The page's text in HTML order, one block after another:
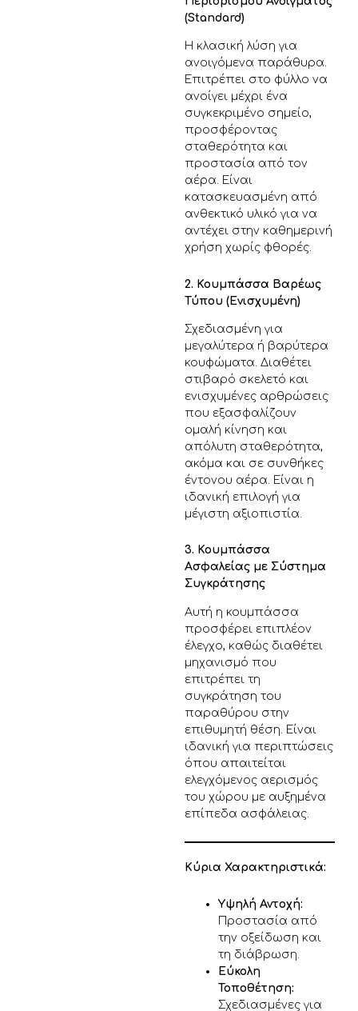
(Standard)
Η κλασική λύση για
ανοιγόμενα παράθυρα.
Επιτρέπει στο φύλλο να
ανοίγει μέχρι ένα
συγκεκριμένο σημείο,
προσφέροντας
σταθερότητα και
προστασία από τον
αέρα. Είναι
κατασκευασμένη από
ανθεκτικό υλικό για να
αντέχει στην καθημερινή
χρήση χωρίς φθορές.
2. Κουμπάσσα Βαρέως
Τύπου (Ενισχυμένη)
Σχεδιασμένη για
μεγαλύτερα ή βαρύτερα
κουφώματα. Διαθέτει
στιβαρό σκελετό και
ενισχυμένες αρθρώσεις
που εξασφαλίζουν
ομαλή κίνηση και
απόλυτη σταθερότητα,
ακόμα και σε συνθήκες
έντονου αέρα. Είναι η
ιδανική επιλογή για
μέγιστη αξιοπιστία.
3. Κουμπάσσα
Ασφαλείας με Σύστημα
Συγκράτησης
Αυτή η κουμπάσσα
προσφέρει επιπλέον
έλεγχο, καθώς διαθέτει
μηχανισμό που
επιτρέπει τη
συγκράτηση του
παραθύρου στην
επιθυμητή θέση. Είναι
ιδανική για περιπτώσεις
όπου απαιτείται
ελεγχόμενος αερισμός
του χώρου με αυξημένα
επίπεδα ασφάλειας.
Κύρια Χαρακτηριστικά:
Υψηλή Αντοχή:
Προστασία από
την οξείδωση και
τη διάβρωση.
Εύκολη
Τοποθέτηση:
Σχεδιασμένες για